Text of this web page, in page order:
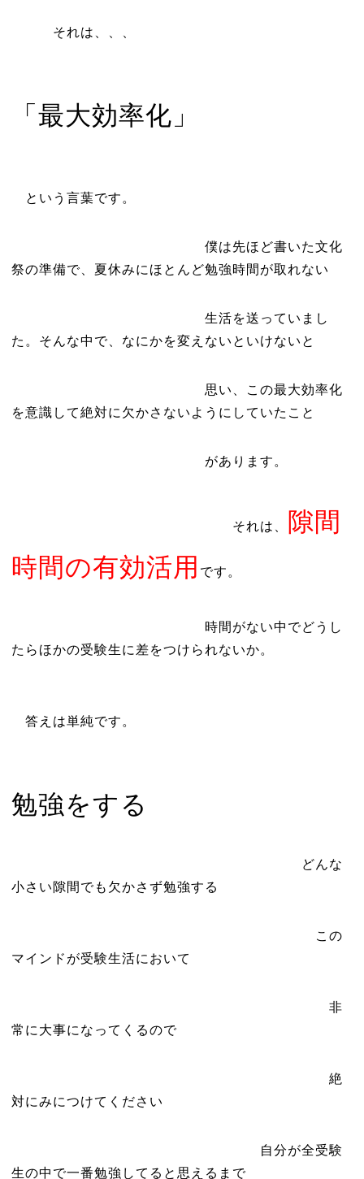
それは、、、
「最大効率化」
という言葉です。
僕は先ほど書いた文化
祭の準備で、夏休みにほとんど勉強時間が取れない
生活を送っていまし
た。そんな中で、なにかを変えないといけないと
思い、この最大効率化
を意識して絶対に欠かさないようにしていたこと
があります。
それは、
隙間
時間の有効活用 です。
時間がない中でどうし
たらほかの受験生に差をつけられないか。
答えは単純です。
勉強をする
どんな
小さい隙間でも欠かさず勉強する
この
マインドが受験生活において
非
常に大事になってくるので
絶
対にみにつけてください
自分が全受験
生の中で一番勉強してると思えるまで